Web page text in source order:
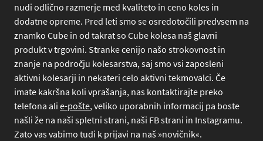
nudi odlično razmerje med kvaliteto in ceno koles in
dodatne opreme. Pred leti smo se osredotočili predvsem na
znamko Cube in od takrat so Cube kolesa naš glavni
produkt v trgovini. Stranke cenijo našo strokovnost in
znanje na področju kolesarstva, saj smo vsi zaposleni
aktivni kolesarji in nekateri celo aktivni tekmovalci. Če
imate kakršna koli vprašanja, nas kontaktirajte preko
telefona ali e-pošte, veliko uporabnih informacij pa boste
našli že na naši spletni strani, naši FB strani in Instagramu.
Zato vas vabimo tudi k prijavi na naš »novičnik«.